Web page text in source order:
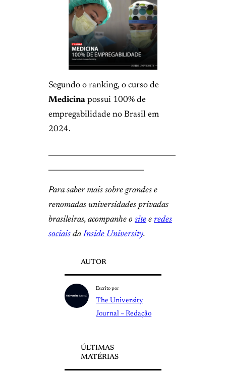
Segundo o ranking, o curso de
Medicina possui 100% de
empregabilidade no Brasil em
2024.
Para saber mais sobre grandes e
renomadas universidades privadas
brasileiras, acompanhe o site e redes
sociais daInside University.
AUTOR
Escrito por
The University
Journal – Redação
ÚLTIMAS
MATÉRIAS